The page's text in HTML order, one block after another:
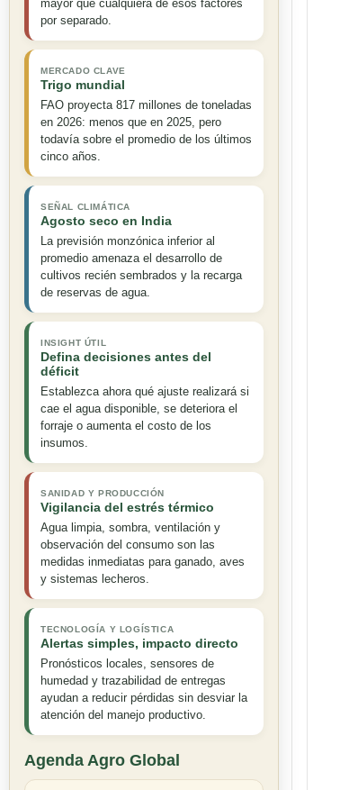
mayor que cualquiera de esos factores
por separado.
MERCADO CLAVE
Trigo mundial
FAO proyecta 817 millones de toneladas
en 2026: menos que en 2025, pero
todavía sobre el promedio de los últimos
cinco años.
SEÑAL CLIMÁTICA
Agosto seco en India
La previsión monzónica inferior al
promedio amenaza el desarrollo de
cultivos recién sembrados y la recarga
de reservas de agua.
INSIGHT ÚTIL
Defina decisiones antes del
déficit
Establezca ahora qué ajuste realizará si
cae el agua disponible, se deteriora el
forraje o aumenta el costo de los
insumos.
SANIDAD Y PRODUCCIÓN
Vigilancia del estrés térmico
Agua limpia, sombra, ventilación y
observación del consumo son las
medidas inmediatas para ganado, aves
y sistemas lecheros.
TECNOLOGÍA Y LOGÍSTICA
Alertas simples, impacto directo
Pronósticos locales, sensores de
humedad y trazabilidad de entregas
ayudan a reducir pérdidas sin desviar la
atención del manejo productivo.
Agenda Agro Global